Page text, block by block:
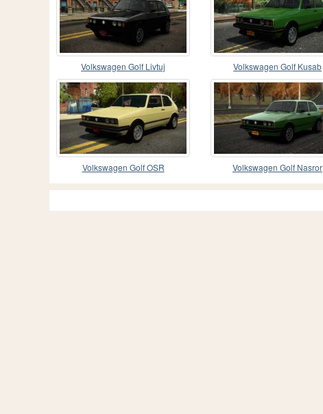
Volkswagen Golf Livtuj Volkswagen Golf Kusab
Volkswagen Golf OSR Volkswagen Golf Nasror